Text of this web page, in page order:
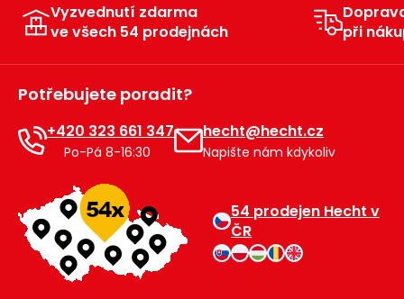
Vyzvednutí zdarma
ve všech 54 prodejnách
při
Potřebujete poradit?
+420 323 661 347
Po-Pá 8-16:30
hecht@hecht.cz
Napište nám kdykoliv
54 prodejen Hecht v
ČR